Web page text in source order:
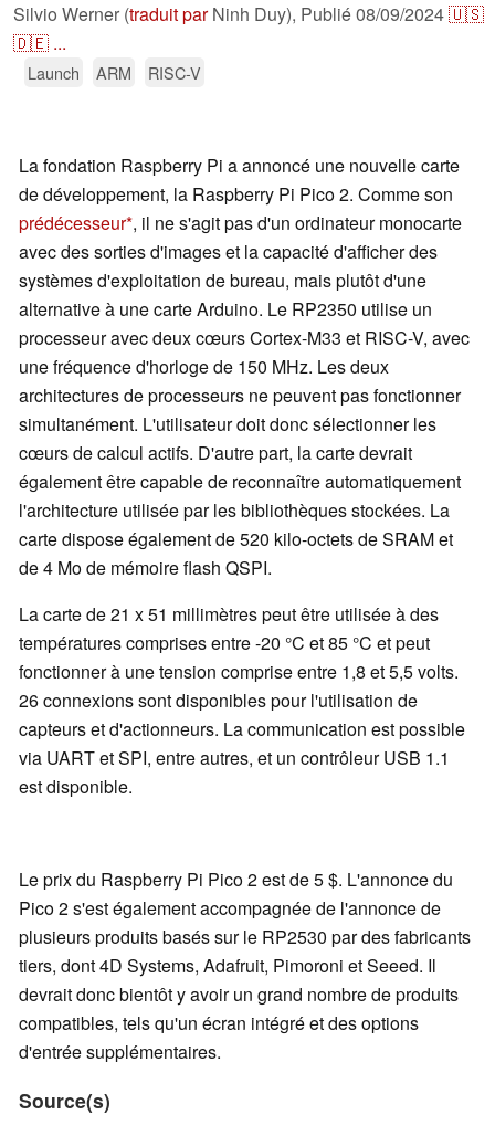
Silvio Werner (traduit parNinh Duy), Publié08/09/2024🇺🇸
🇩🇪 ...
Launch ARM RISC-V
La fondation Raspberry Pi a annoncé une nouvelle carte
de développement, la Raspberry Pi Pico 2. Comme son
prédécesseur , il ne s'agit pas d'un ordinateur monocarte
avec des sorties d'images et la capacité d'afficher des
systèmes d'exploitation de bureau, mais plutôt d'une
alternative à une carte Arduino. Le RP2350 utilise un
processeur avec deux cœurs Cortex-M33 et RISC-V, avec
une fréquence d'horloge de 150 MHz. Les deux
architectures de processeurs ne peuvent pas fonctionner
simultanément. L'utilisateur doit donc sélectionner les
cœurs de calcul actifs. D'autre part, la carte devrait
également être capable de reconnaître automatiquement
l'architecture utilisée par les bibliothèques stockées. La
carte dispose également de 520 kilo-octets de SRAM et
de 4 Mo de mémoire flash QSPI.
La carte de 21 x 51 millimètres peut être utilisée à des
températures comprises entre -20 °C et 85 °C et peut
fonctionner à une tension comprise entre 1,8 et 5,5 volts.
26 connexions sont disponibles pour l'utilisation de
capteurs et d'actionneurs. La communication est possible
via UART et SPI, entre autres, et un contrôleur USB 1.1
est disponible.
Le prix du Raspberry Pi Pico 2 est de 5 $. L'annonce du
Pico 2 s'est également accompagnée de l'annonce de
plusieurs produits basés sur le RP2530 par des fabricants
tiers, dont 4D Systems, Adafruit, Pimoroni et Seeed. Il
devrait donc bientôt y avoir un grand nombre de produits
compatibles, tels qu'un écran intégré et des options
d'entrée supplémentaires.
Source(s)